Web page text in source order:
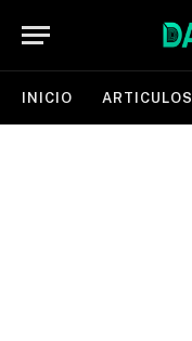
INICIO ARTICULOS